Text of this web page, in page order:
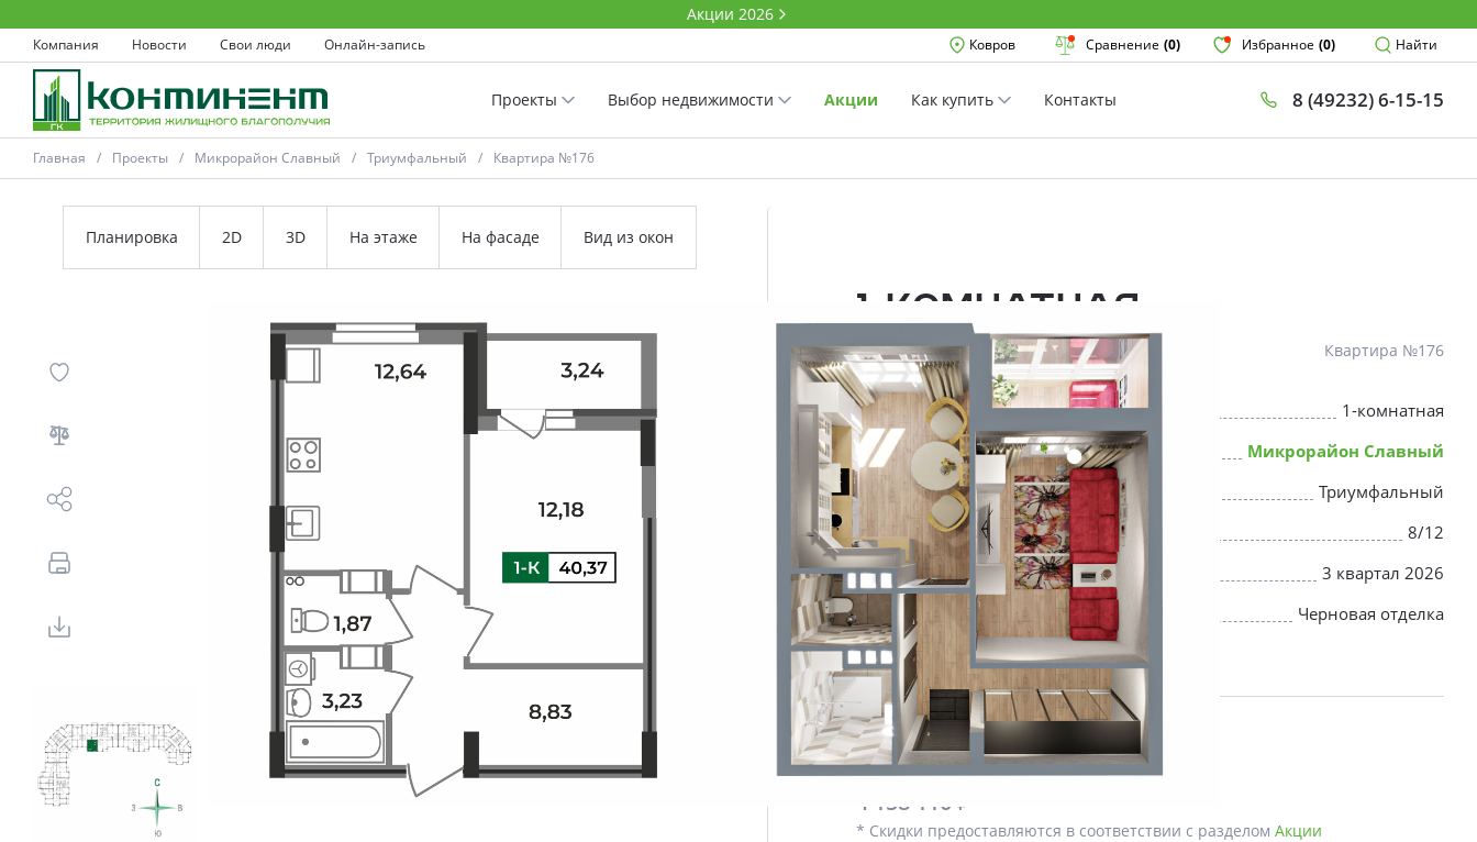
Акции 2026
Компания Новости Свои люди Онлайн-запись Ковров Сравнение (0) Избранное (0) Найти
Проекты Выбор недвижимости Акции Как купить Контакты 8 (49232) 6-15-15
×
Ковров
Проекты
Свои Люди
Офис продаж
О компании
Онлайн-запись
Главная Проекты Микрорайон Славный Триумфальный Квартира №176
Поиск
Планировка 2D 3D На этаже На фасаде Вид из окон
1-комнатная
40.37 м² Квартира №176
Комнатность 1-комнатная
Проект Микрорайон Славный
Дом Триумфальный
Этаж 8/12
Срок сдачи 3 квартал 2026
Отделка Черновая отделка
Дополнительно
Цена со скидкой *
3 950 204 ₽
4 158 110 ₽
* Скидки предоставляются в соответствии с разделом Акции
* Скидки предоставляются в